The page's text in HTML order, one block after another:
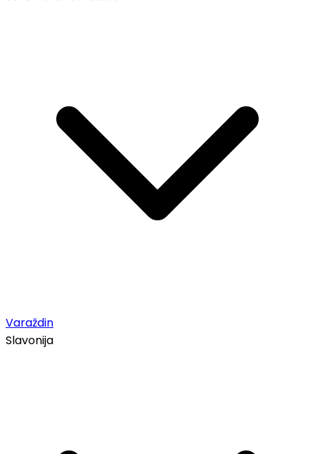
Varaždin
Slavonija